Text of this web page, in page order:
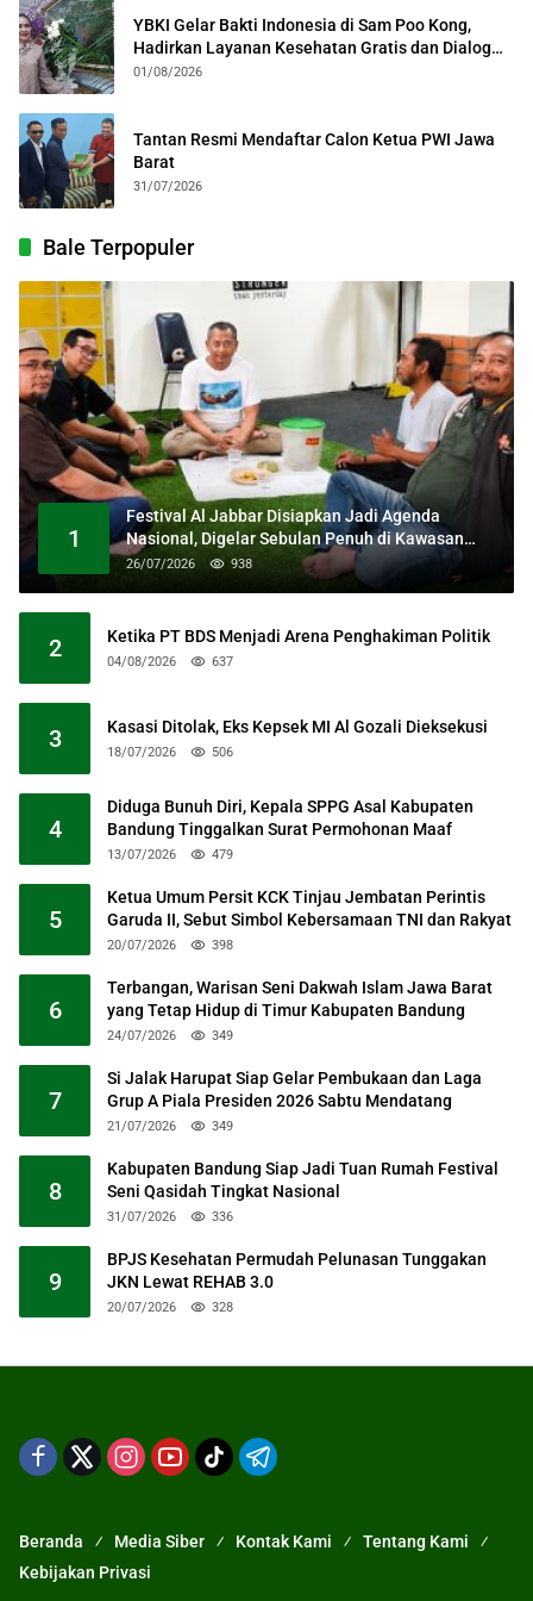
YBKI Gelar Bakti Indonesia di Sam Poo Kong,
Hadirkan Layanan Kesehatan Gratis dan Dialog
Kebangsaan
01/08/2026
Tantan Resmi Mendaftar Calon Ketua PWI Jawa
Barat
31/07/2026
Bale Terpopuler
1
Festival Al Jabbar Disiapkan Jadi Agenda
Nasional, Digelar Sebulan Penuh di Kawasan
Masjid Raya Al Jabbar
26/07/2026 938
2 Ketika PT BDS Menjadi Arena Penghakiman Politik
04/08/2026 637
3 Kasasi Ditolak, Eks Kepsek MI Al Gozali Dieksekusi
18/07/2026 506
4
Diduga Bunuh Diri, Kepala SPPG Asal Kabupaten
Bandung Tinggalkan Surat Permohonan Maaf
13/07/2026 479
5
Ketua Umum Persit KCK Tinjau Jembatan Perintis
Garuda II, Sebut Simbol Kebersamaan TNI dan Rakyat
20/07/2026 398
6
Terbangan, Warisan Seni Dakwah Islam Jawa Barat
yang Tetap Hidup di Timur Kabupaten Bandung
24/07/2026 349
7
Si Jalak Harupat Siap Gelar Pembukaan dan Laga
Grup A Piala Presiden 2026 Sabtu Mendatang
21/07/2026 349
8
Kabupaten Bandung Siap Jadi Tuan Rumah Festival
Seni Qasidah Tingkat Nasional
31/07/2026 336
9
BPJS Kesehatan Permudah Pelunasan Tunggakan
JKN Lewat REHAB 3.0
20/07/2026 328
Beranda Media Siber Kontak Kami
Tentang Kami
Kebijakan Privasi